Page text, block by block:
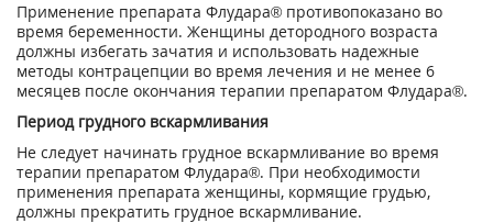
Применение препарата Флудара® противопоказано во
время беременности. Женщины детородного возраста
должны избегать зачатия и использовать надежные
методы контрацепции во время лечения и не менее 6
месяцев после окончания терапии препаратом Флудара®.
Период грудного вскармливания
Не следует начинать грудное вскармливание во время
терапии препаратом Флудара®. При необходимости
применения препарата женщины, кормящие грудью,
должны прекратить грудное вскармливание.